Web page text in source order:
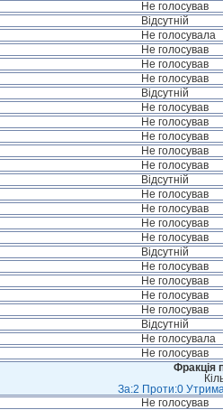
Не голосував
Відсутній
Не голосувала
Не голосував
Не голосував
Не голосував
Відсутній
Не голосував
Не голосував
Не голосував
Не голосував
Не голосував
Відсутній
Не голосував
Не голосував
Не голосував
Не голосував
Відсутній
Не голосував
Не голосував
Не голосував
Не голосував
Відсутній
Не голосувала
Не голосував
Фракція
За:2 Проти:0
Не голосував